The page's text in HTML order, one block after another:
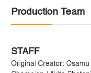
Production Team
STAFF
Original Creator: